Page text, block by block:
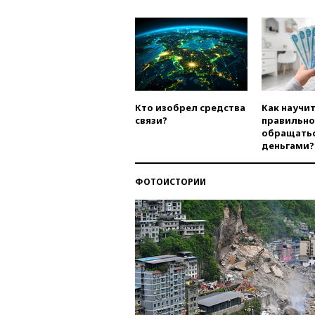
Кто изобрел средства
связи?
Как
правильно
деньгами?
ФОТОИСТОРИИ